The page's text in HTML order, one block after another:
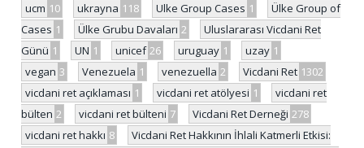
ucm 10 ukrayna 118 Ulke Group Cases 1
Ülke Group of
Cases 1 Ülke Grubu Davaları 2
Uluslararası Vicdani Ret
Günü 1 UN 1 unicef 26 uruguay 1 uzay 1
vegan 3 Venezuela 1 venezuella 2 Vicdani Ret 1302
vicdani ret açıklaması 1 vicdani ret atölyesi 1
vicdani ret
bülten 2 vicdani ret bülteni 7 Vicdani Ret Derneği 278
vicdani ret hakkı 8
Vicdani Ret Hakkının İhlali Katmerli Etkisi: